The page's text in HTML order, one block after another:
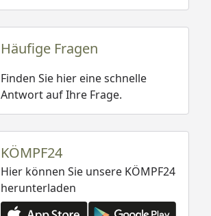
Häufige Fragen
Finden Sie hier eine schnelle
Antwort auf Ihre Frage.
KÖMPF24
Hier können Sie unsere KÖMPF24
herunterladen